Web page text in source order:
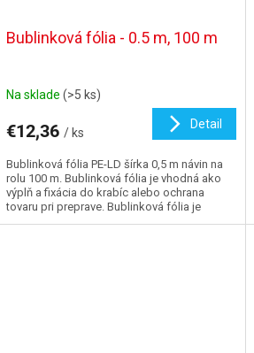
Bublinková fólia - 0.5 m, 100 m
Na sklade (>5 ks)
€12,36 / ks
Detail
Bublinková fólia PE-LD šírka 0,5 m návin na
rolu 100 m. Bublinková fólia je vhodná ako
výplň a fixácia do krabíc alebo ochrana
tovaru pri preprave. Bublinková fólia je